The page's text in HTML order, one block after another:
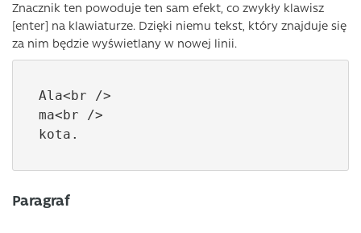
Znacznik ten powoduje ten sam efekt, co zwykły klawisz
[enter] na klawiaturze. Dzięki niemu tekst, który znajduje się
za nim będzie wyświetlany w nowej linii.
Ala<br />
ma<br />
kota.
Paragraf